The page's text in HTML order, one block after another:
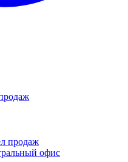
продаж
офис